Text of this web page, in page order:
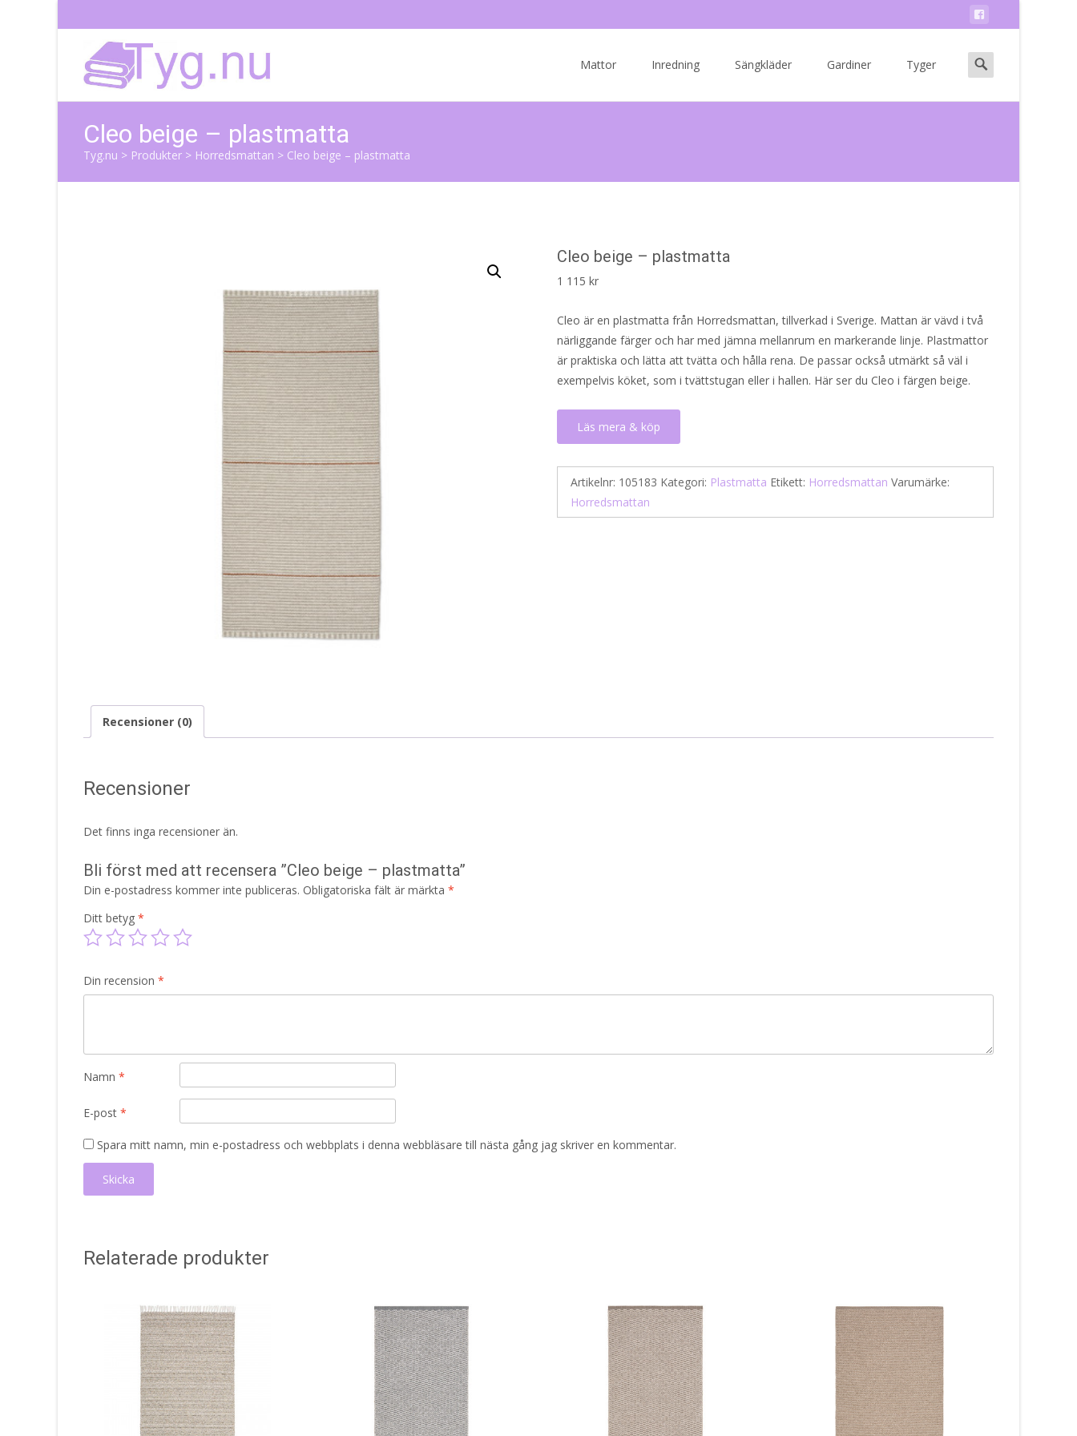
Mattor Inredning Sängkläder Gardiner Tyger
Search
for:
Cleo beige – plastmatta
Tyg.nu > Produkter > Horredsmattan > Cleo beige – plastmatta
Cleo beige – plastmatta
1 115 kr
Cleo är en plastmatta från Horredsmattan, tillverkad i Sverige. Mattan är vävd i två
närliggande färger och har med jämna mellanrum en markerande linje. Plastmattor
är praktiska och lätta att tvätta och hålla rena. De passar också utmärkt så väl i
exempelvis köket, som i tvättstugan eller i hallen. Här ser du Cleo i färgen beige.
Läs mera & köp
Artikelnr: 105183 Kategori: Plastmatta Etikett: Horredsmattan Varumärke:
Horredsmattan
Recensioner (0)
Recensioner
Det finns inga recensioner än.
Bli först med att recensera ”Cleo beige – plastmatta”
Din e-postadress kommer inte publiceras. Obligatoriska fält är märkta *
Ditt betyg *
Din recension *
Namn *
E-post *
Spara mitt namn, min e-postadress och webbplats i denna webbläsare till nästa gång jag skriver en kommentar.
Relaterade produkter